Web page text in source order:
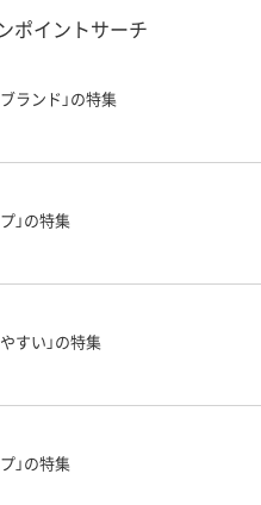
ポイントサーチ
ンド」の特集
」の特集
すい」の特集
」の特集